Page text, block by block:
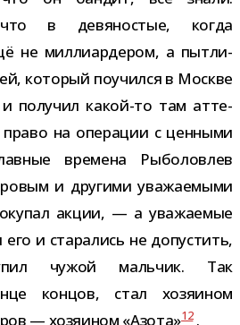
в девя­но­стые, когда
не мил­ли­ар­де­ром, а пыт­ли­
кото­рый поучился в Москве
и полу­чил какой-​то там атте­
на опе­ра­ции с цен­ными
вре­мена Рыболовлев
и дру­гими ува­жа­е­мыми
акции, — а ува­жа­е­мые
и ста­ра­лись не допу­стить,
чужой маль­чик. Так
кон­цов, стал хозя­и­ном
— хозя­и­ном «Азота»12.